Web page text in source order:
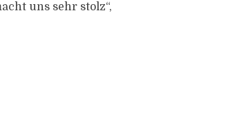
uns sehr stolz“,